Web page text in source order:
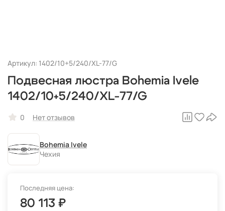
Артикул: 1402/10+5/240/XL-77/G
Подвесная люстра Bohemia Ivele
1402/10+5/240/XL-77/G
0 Нет отзывов
Bohemia Ivele
Чехия
Последняя цена:
80 113 ₽